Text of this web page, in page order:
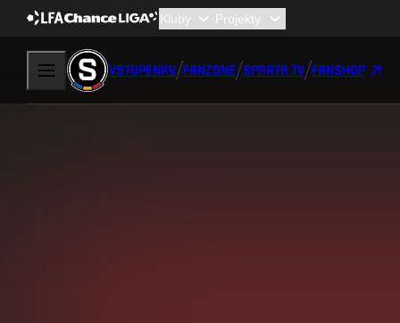
VSTUPENKY FANZONE SPARTA TV FANSHOP